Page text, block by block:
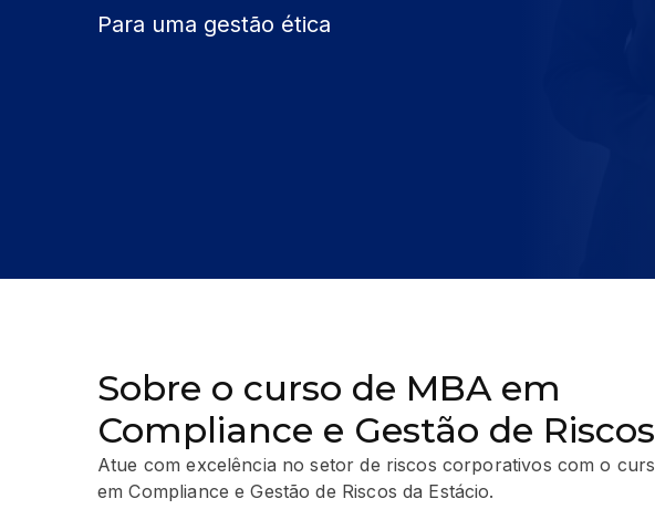
Para uma gestão ética
Sobre o curso de MBA em
Compliance e Gestão de Riscos
Atue com excelência no setor de riscos corporativos com o
em Compliance e Gestão de Riscos da Estácio.